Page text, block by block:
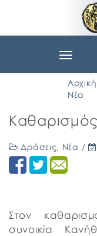
Toggle
Αρχική
Νέα
Δράσεις, Νέα /
Στον
συνοικία